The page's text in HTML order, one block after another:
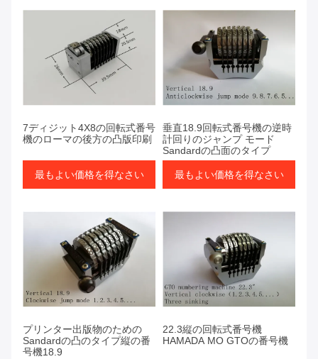
7ディジット4X8の回転式番号
機のローマの後方の凸版印刷
最もよい価格を得なさい
垂直18.9回転式番号機の逆時
計回りのジャンプ モード
Sandardの凸面のタイプ
最もよい価格を得なさい
プリンター出版物のための
Sandardの凸のタイプ縦の番
号機18.9
22.3縦の回転式番号機
HAMADA MO GTOの番号機